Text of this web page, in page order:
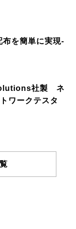
布を簡単に実現-
社製 ネ
ワークテスタ